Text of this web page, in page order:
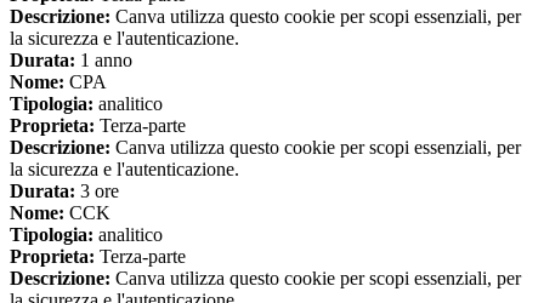
Descrizione: Canva utilizza questo cookie per scopi essenziali, per
la sicurezza e l'autenticazione.
Durata: 1 anno
Nome: CPA
Tipologia: analitico
Proprieta: Terza-parte
Descrizione: Canva utilizza questo cookie per scopi essenziali, per
la sicurezza e l'autenticazione.
Durata: 3 ore
Nome: CCK
Tipologia: analitico
Proprieta: Terza-parte
Descrizione: Canva utilizza questo cookie per scopi essenziali, per